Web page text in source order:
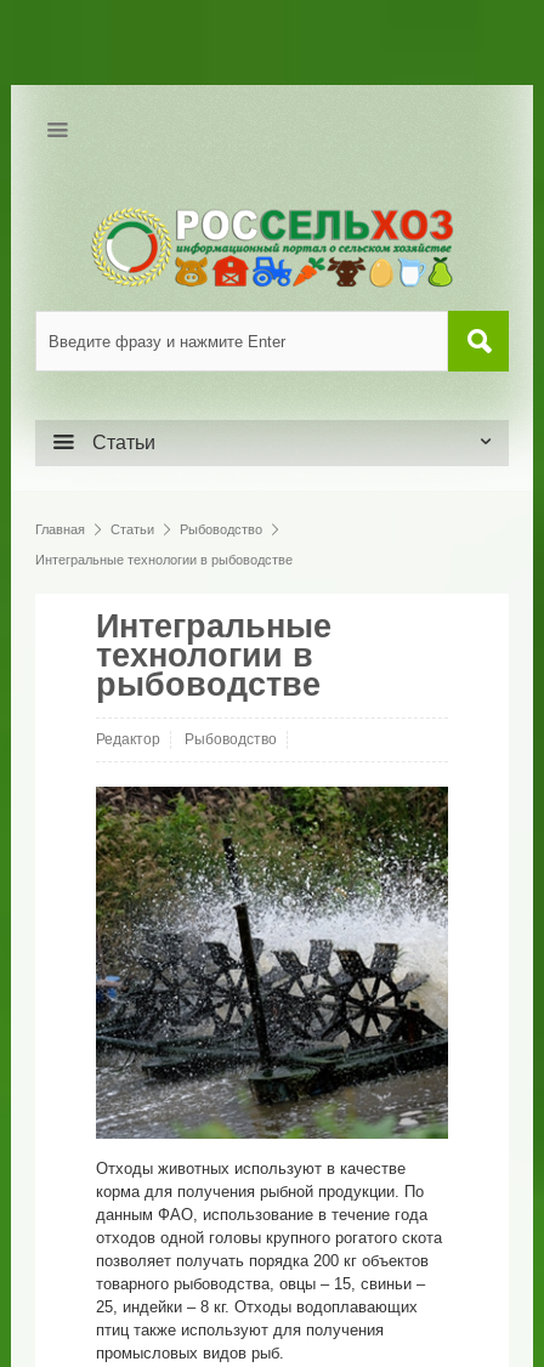
Статьи
Главная Статьи Рыбоводство
Интегральные технологии в рыбоводстве
Интегральные
технологии в
рыбоводстве
Редактор Рыбоводство
Отходы животных используют в качестве
корма для получения рыбной продукции. По
данным ФАО, использование в течение года
отходов одной головы крупного рогатого скота
позволяет получать порядка 200 кг объектов
товарного рыбоводства, овцы – 15, свиньи –
25, индейки – 8 кг. Отходы водоплавающих
птиц также используют для получения
промысловых видов рыб.